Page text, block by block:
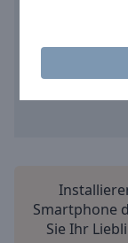
Smartphone
Sie Ihr